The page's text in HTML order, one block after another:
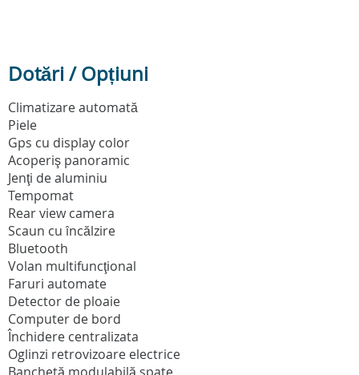
Dotări / Opțiuni
Climatizare automată
Piele
Gps cu display color
Acoperiş panoramic
Jenţi de aluminiu
Tempomat
Rear view camera
Scaun cu încălzire
Bluetooth
Volan multifuncţional
Faruri automate
Detector de ploaie
Computer de bord
Închidere centralizata
Oglinzi retrovizoare electrice